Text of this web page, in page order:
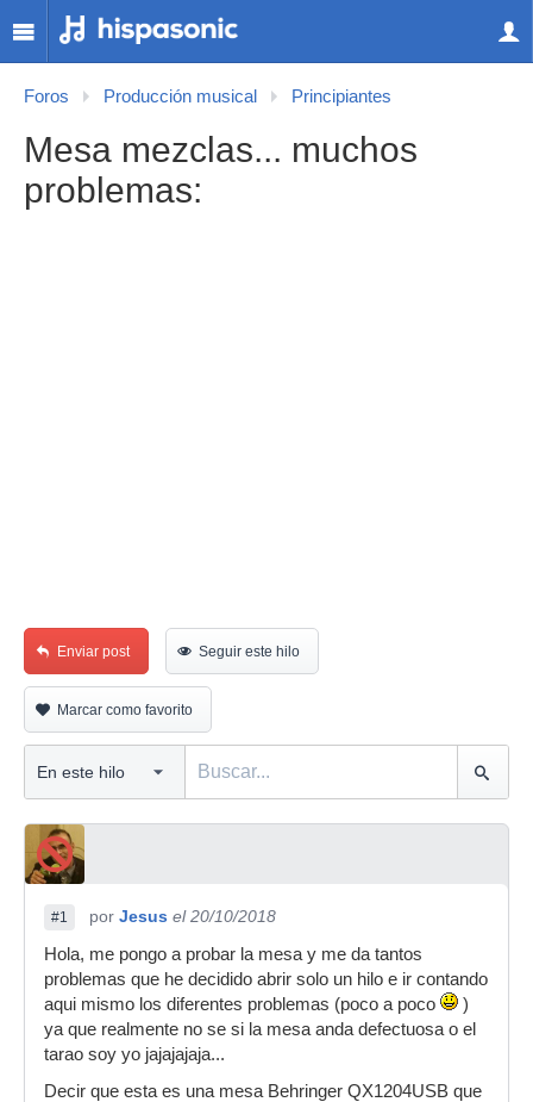
Foros Producción musical Principiantes
Mesa mezclas... muchos
problemas:
Enviar post Seguir este hilo
Marcar como favorito
#1 por Jesus el 20/10/2018
Hola, me pongo a probar la mesa y me da tantos
problemas que he decidido abrir solo un hilo e ir contando
aqui mismo los diferentes problemas (poco a poco
)
ya que realmente no se si la mesa anda defectuosa o el
tarao soy yo jajajajaja...
Decir que esta es una mesa Behringer QX1204USB que